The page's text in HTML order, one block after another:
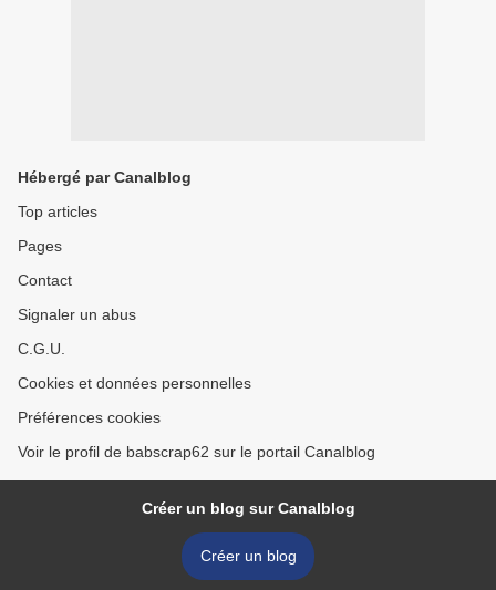
Hébergé par Canalblog
Top articles
Pages
Contact
Signaler un abus
C.G.U.
Cookies et données personnelles
Préférences cookies
Voir le profil de babscrap62 sur le portail Canalblog
Créer un blog sur Canalblog
Créer un blog